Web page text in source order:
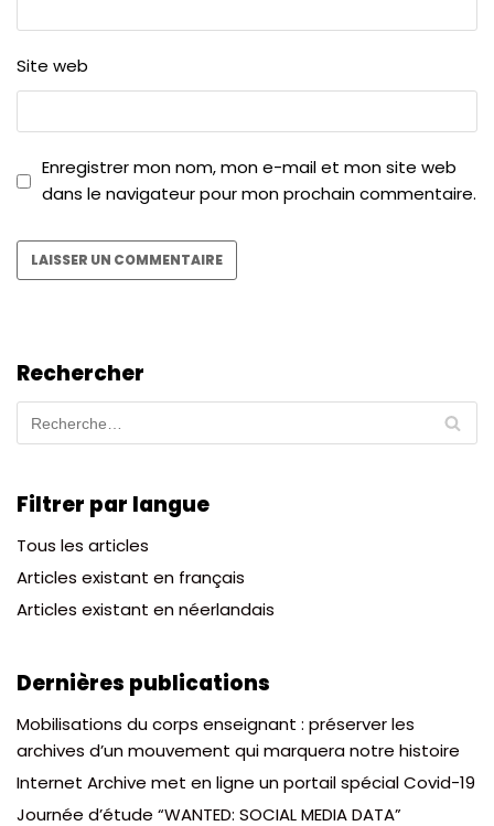
Site web
Enregistrer mon nom, mon e-mail et mon site web
dans le navigateur pour mon prochain commentaire.
Rechercher
Filtrer par langue
Tous les articles
Articles existant en français
Articles existant en néerlandais
Dernières publications
Mobilisations du corps enseignant : préserver les
archives d’un mouvement qui marquera notre histoire
Internet Archive met en ligne un portail spécial Covid-19
Journée d’étude “WANTED: SOCIAL MEDIA DATA”